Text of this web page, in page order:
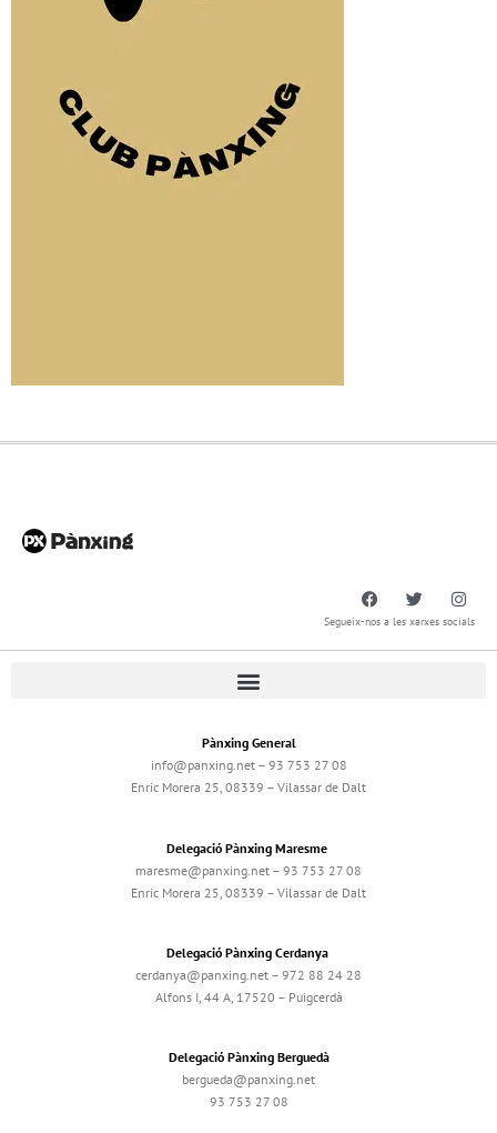
Segueix-nos a les xarxes socials
Pànxing General
info@panxing.net – 93 753 27 08
Enric Morera 25, 08339 – Vilassar de Dalt
Delegació Pànxing Maresme
maresme@panxing.net – 93 753 27 08
Enric Morera 25, 08339 – Vilassar de Dalt
Delegació Pànxing Cerdanya
cerdanya@panxing.net – 972 88 24 28
Alfons I, 44 A, 17520 – Puigcerdà
Delegació Pànxing Berguedà
bergueda@panxing.net
93 753 27 08